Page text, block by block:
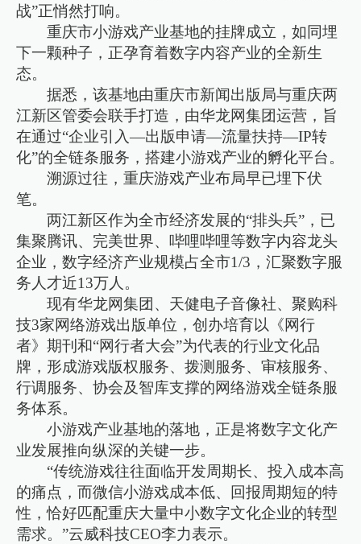
战”正悄然打响。
重庆市小游戏产业基地的挂牌成立，如同埋
下一颗种子，正孕育着数字内容产业的全新生
态。
据悉，该基地由重庆市新闻出版局与重庆两
江新区管委会联手打造，由华龙网集团运营，旨
在通过“企业引入—出版申请—流量扶持—IP转
化”的全链条服务，搭建小游戏产业的孵化平台。
溯源过往，重庆游戏产业布局早已埋下伏
笔。
两江新区作为全市经济发展的“排头兵”，已
集聚腾讯、完美世界、哔哩哔哩等数字内容龙头
企业，数字经济产业规模占全市1/3，汇聚数字服
务人才近13万人。
现有华龙网集团、天健电子音像社、聚购科
技3家网络游戏出版单位，创办培育以《网行
者》期刊和“网行者大会”为代表的行业文化品
牌，形成游戏版权服务、拨测服务、审核服务、
行调服务、协会及智库支撑的网络游戏全链条服
务体系。
小游戏产业基地的落地，正是将数字文化产
业发展推向纵深的关键一步。
“传统游戏往往面临开发周期长、投入成本高
的痛点，而微信小游戏成本低、回报周期短的特
性，恰好匹配重庆大量中小数字文化企业的转型
需求。”云威科技CEO李力表示。